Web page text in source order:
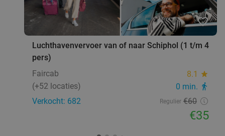
favorite_border
Luchthavenvervoer van of naar Schiphol (1 t/m 4
pers)
Faircab
8.1 star
(+52 locaties) 0 min. directions_walk
Verkocht: 682 Regulier €60
€35